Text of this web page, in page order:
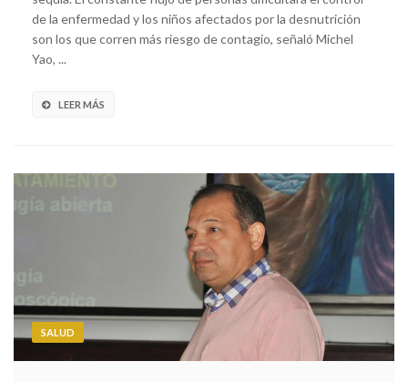
de la enfermedad y los niños afectados por la desnutrición
son los que corren más riesgo de contagio, señaló Michel
Yao, ...
LEER MÁS
SALUD